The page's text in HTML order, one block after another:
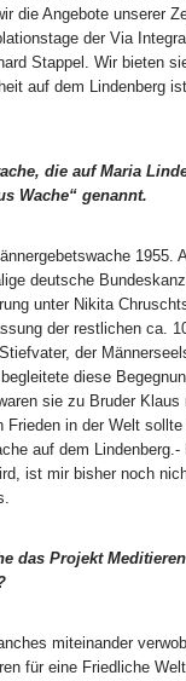
die Angebote unserer
der Via
Stappel. Wir bieten
auf dem Lindenberg
die auf Maria
Wache“ genannt.
1955.
deutsche
unter Nikita
der restlichen ca.
der
diese
sie zu Bruder
Frieden in der Welt
auf dem Lindenberg.-
ist mir bisher noch
das Projekt
miteinander
für eine Friedliche